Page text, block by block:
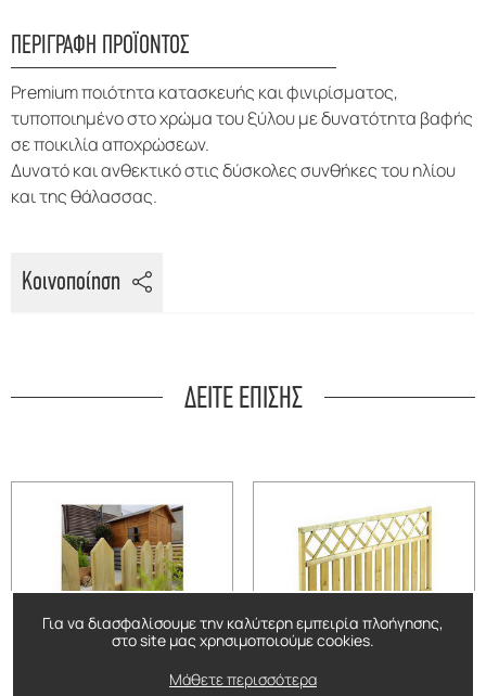
Για να διασφαλίσουμε την καλύτερη εμπειρία πλοήγησης,
στο site μας χρησιμοποιούμε cookies.
Μάθετε περισσότερα
ΠΕΡΙΓΡΑΦΗ ΠΡΟΪΟΝΤΟΣ
Premium ποιότητα κατασκευής και φινιρίσματος,
τυποποιημένο στο χρώμα του ξύλου με δυνατότητα βαφής
σε ποικιλία αποχρώσεων.
Δυνατό και ανθεκτικό στις δύσκολες συνθήκες του ηλίου
και της θάλασσας.
Κοινοποίηση
ΔΕΙΤΕ ΕΠΙΣΗΣ
Ξύλινος φράχτης Πυραμίδα Ξύλινος φράχτης Μπάκιγχαμ